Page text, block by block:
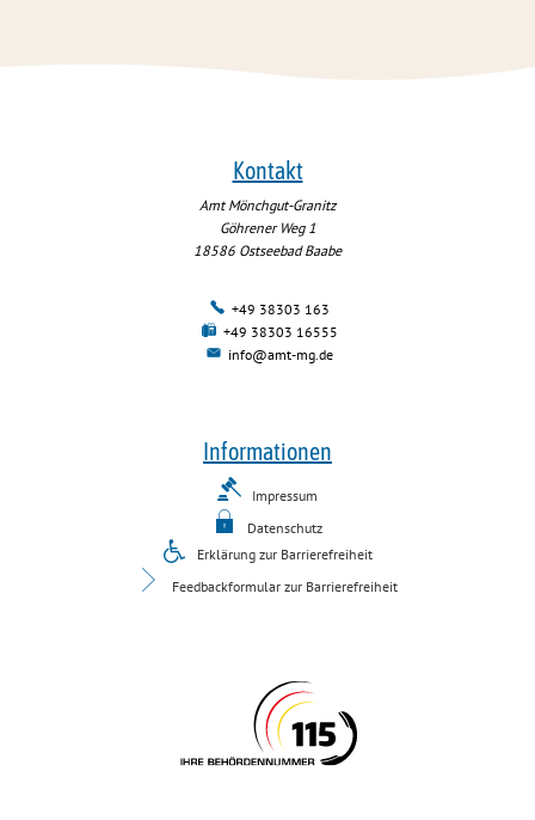
Kontakt
Amt Mönchgut-Granitz
Göhrener Weg 1
18586 Ostseebad Baabe
+49 38303 163
+49 38303 16555
info@amt-mg.de
Informationen
Impressum
Datenschutz
Erklärung zur Barrierefreiheit
Feedbackformular zur Barrierefreiheit